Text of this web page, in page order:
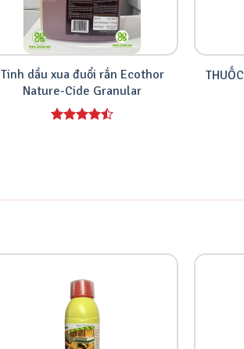
Tinh dầu xua đuổi rắn Ecothor
Nature-Cide Granular